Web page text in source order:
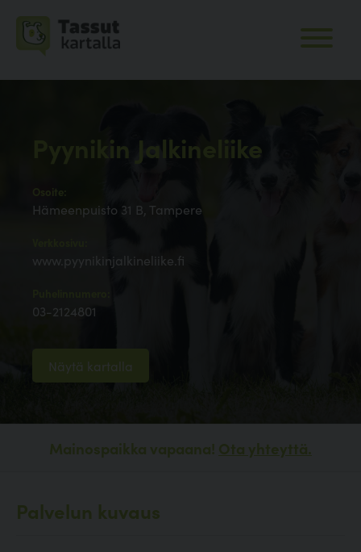
Pyynikin Jalkineliike
Osoite:
Hämeenpuisto 31 B, Tampere
www.pyynikinjalkineliike.fi
03-2124801
Näytä kartalla
Mainospaikka vapaana! Ota yhteyttä.
Palvelun kuvaus